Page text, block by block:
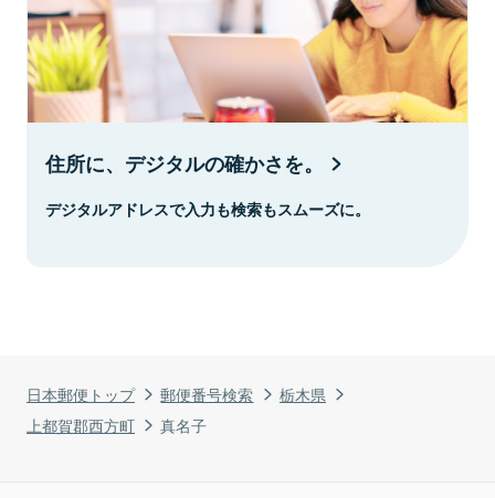
日本郵便トップ 郵便番号検索
栃木県
上都賀郡西方町
真名子
住所に、デジタルの確かさを。
デジタルアドレスで入力も検索もスムーズに。